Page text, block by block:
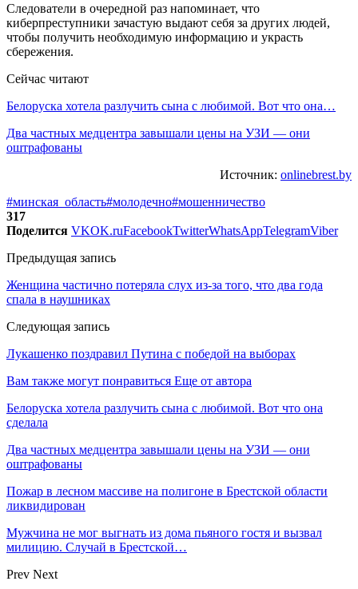
Следователи в очередной раз напоминает, что
киберпреступники зачастую выдают себя за других людей,
чтобы получить необходимую информацию и украсть
сбережения.
Сейчас читают
Белоруска хотела разлучить сына с любимой. Вот что она…
Два частных медцентра завышали цены на УЗИ — они
оштрафованы
Источник: onlinebrest.by
#минская_область#молодечно#мошенничество
317
Поделится VKOK.ruFacebookTwitterWhatsAppTelegramViber
Предыдущая запись
Женщина частично потеряла слух из-за того, что два года
спала в наушниках
Следующая запись
Лукашенко поздравил Путина с победой на выборах
Вам также могут понравиться Еще от автора
Белоруска хотела разлучить сына с любимой. Вот что она
сделала
Два частных медцентра завышали цены на УЗИ — они
оштрафованы
Пожар в лесном массиве на полигоне в Брестской области
ликвидирован
Мужчина не мог выгнать из дома пьяного гостя и вызвал
милицию. Случай в Брестской…
Prev Next